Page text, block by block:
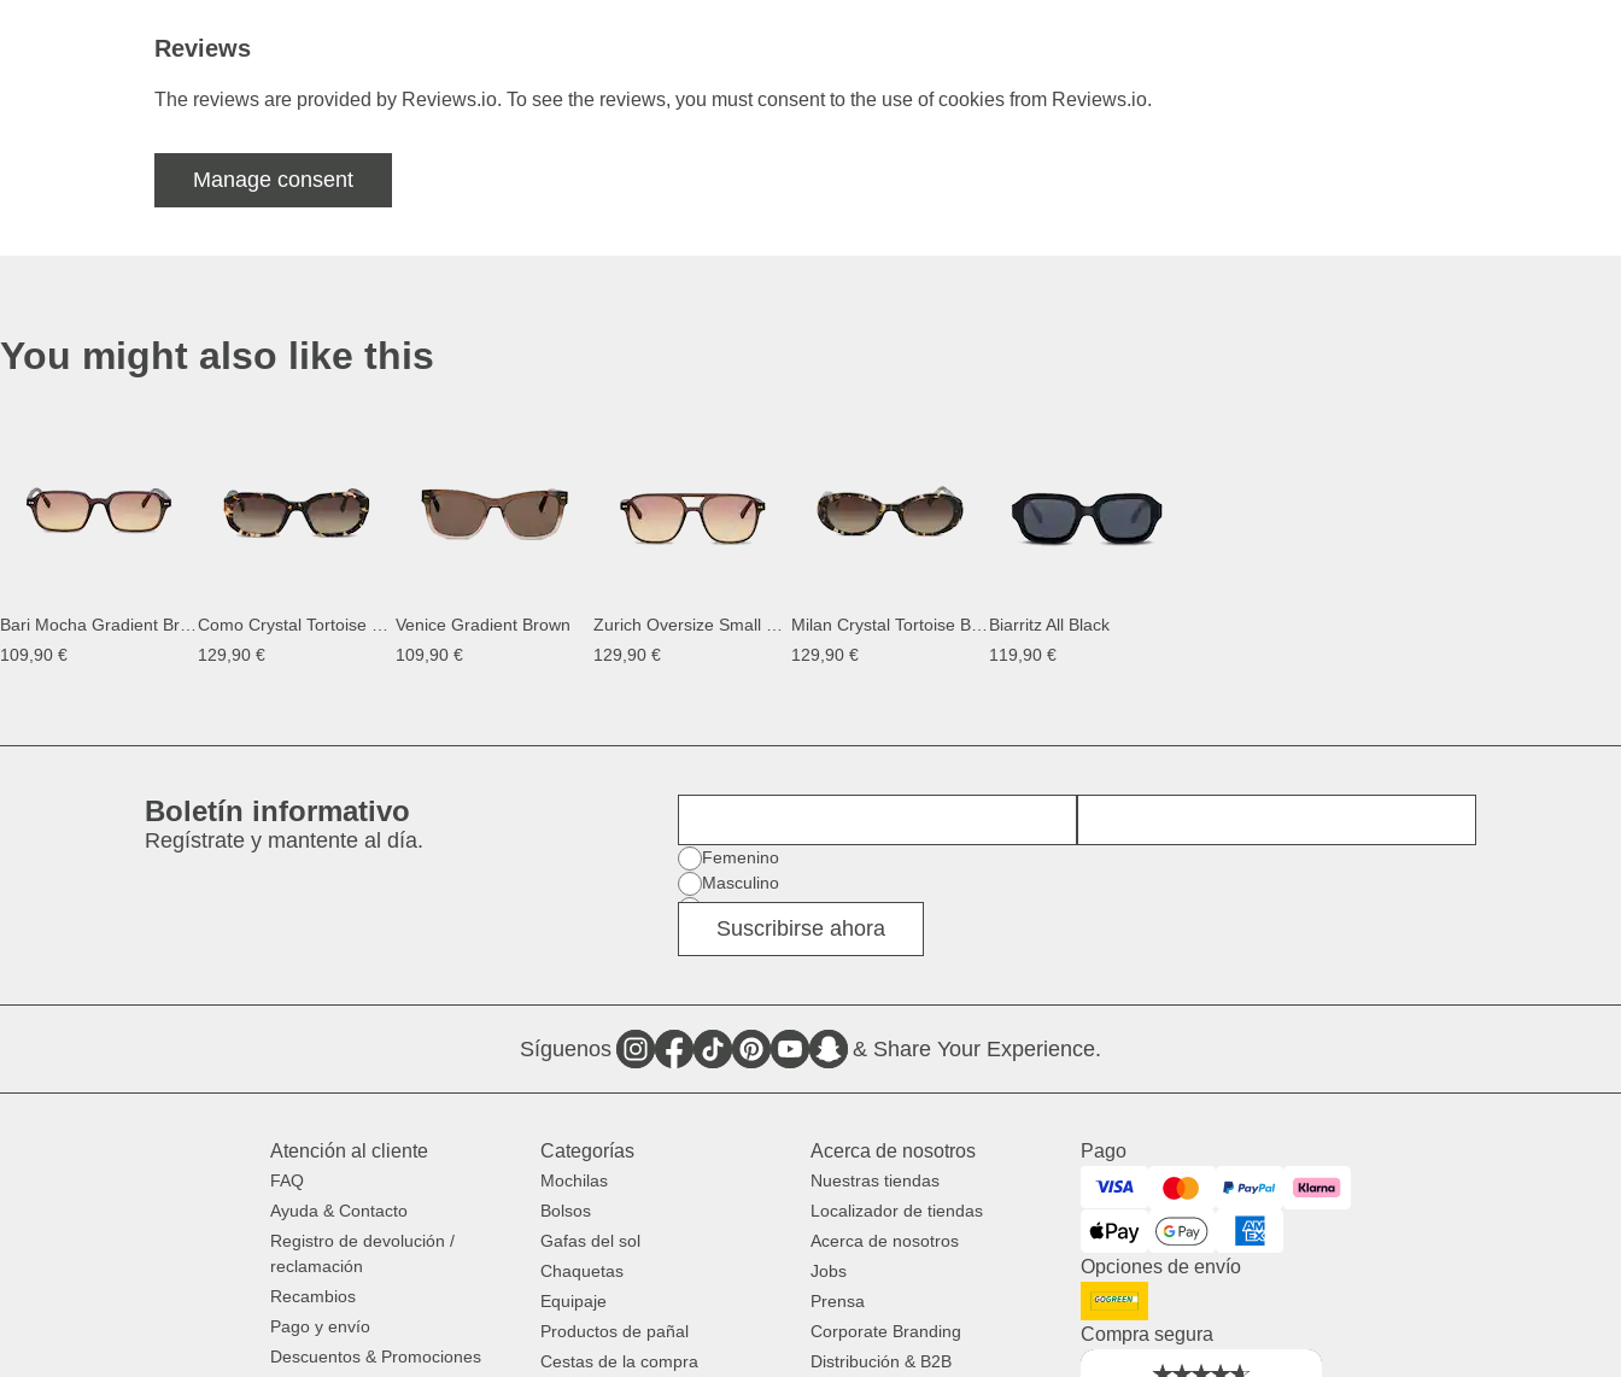
Reviews
The reviews are provided by Reviews.io. To see the reviews, you must consent to the use of cookies from Reviews.io.
Manage consent
You might also like this
Bari Mocha Gradient Brown
109,90 €
Como Crystal Tortoise Brown
129,90 €
Venice Gradient Brown
109,90 €
Zurich Oversize Small Mocha Gradient Brown
129,90 €
Milan Crystal Tortoise Brown
129,90 €
Biarritz All Black
119,90 €
Boletín informativo
Regístrate y mantente al día.
Género
Femenino
Masculino
Diverso
Suscribirse ahora
Síguenos & Share Your Experience.
Atención al cliente
FAQ
Ayuda & Contacto
Registro de devolución /
reclamación
Recambios
Pago y envío
Descuentos & Promociones
Categorías
Mochilas
Bolsos
Gafas del sol
Chaquetas
Equipaje
Productos de pañal
Cestas de la compra
Acerca de nosotros
Nuestras tiendas
Localizador de tiendas
Acerca de nosotros
Jobs
Prensa
Corporate Branding
Distribución & B2B
Pago
Visa MastercardPayPal Klarna
ApplePay GooglePayAmerican Express
Opciones de envío
DHL GoGreen
Compra segura